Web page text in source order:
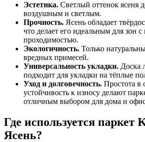
Эстетика. Светлый оттенок ясеня
воздушным и светлым.
Прочность. Ясень обладает
что делает его идеальным для зон с
проходимостью.
Экологичность. Только
вредных примесей.
Универсальность укладки. Доска
подходит для укладки на тёплые
Уход и долговечность. Простота в
устойчивость к износу делают
отличным выбором для дома и
Где используется паркет
Ясень?